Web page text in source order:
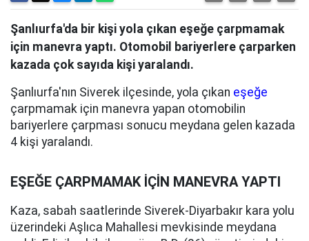
Şanlıurfa'da bir kişi yola çıkan eşeğe çarpmamak
için manevra yaptı. Otomobil bariyerlere çarparken
kazada çok sayıda kişi yaralandı.
Şanlıurfa'nın Siverek ilçesinde, yola çıkan eşeğe
çarpmamak için manevra yapan otomobilin
bariyerlere çarpması sonucu meydana gelen kazada
4 kişi yaralandı.
EŞEĞE ÇARPMAMAK İÇİN MANEVRA YAPTI
Kaza, sabah saatlerinde Siverek-Diyarbakır kara yolu
üzerindeki Aşlıca Mahallesi mevkisinde meydana